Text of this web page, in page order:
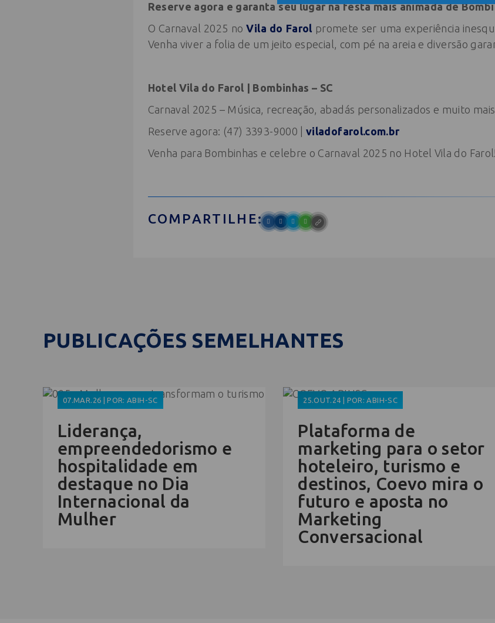
Reserve agora e garanta seu lugar na festa mais animada de
O Carnaval 2025 no Vila do Farol promete ser uma experiência
Venha viver a folia de um jeito especial, com pé na areia e diversão
Hotel Vila do Farol | Bombinhas – SC
Carnaval 2025 – Música, recreação, abadás personalizados e muito
Reserve agora: (47) 3393-9000 |viladofarol.com.br
Venha para Bombinhas e celebre o Carnaval 2025 no Hotel Vila do Farol!
COMPARTILHE:
PUBLICAÇÕES SEMELHANTES
07.MAR.26 | POR: ABIH-SC
Liderança,
empreendedorismo e
hospitalidade em
destaque no Dia
Internacional da
Mulher
25.OUT.24 | POR: ABIH-SC
Plataforma de
marketing para o setor
hoteleiro, turismo e
destinos, Coevo mira o
futuro e aposta no
Marketing
Conversacional